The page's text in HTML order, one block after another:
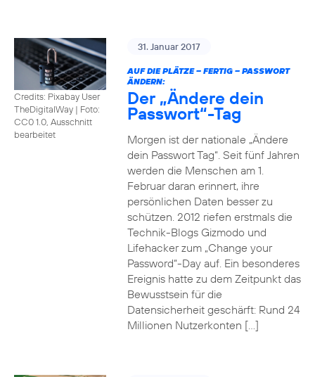
Credits: Pixabay User
TheDigitalWay | Foto:
CC0 1.0, Ausschnitt
bearbeitet
31. Januar 2017
AUF DIE PLÄTZE – FERTIG – PASSWORT
ÄNDERN:
Der „Ändere dein
Passwort“-Tag
Morgen ist der nationale „Ändere
dein Passwort Tag“. Seit fünf Jahren
werden die Menschen am 1.
Februar daran erinnert, ihre
persönlichen Daten besser zu
schützen. 2012 riefen erstmals die
Technik-Blogs Gizmodo und
Lifehacker zum „Change your
Password“-Day auf. Ein besonderes
Ereignis hatte zu dem Zeitpunkt das
Bewusstsein für die
Datensicherheit geschärft: Rund 24
Millionen Nutzerkonten […]